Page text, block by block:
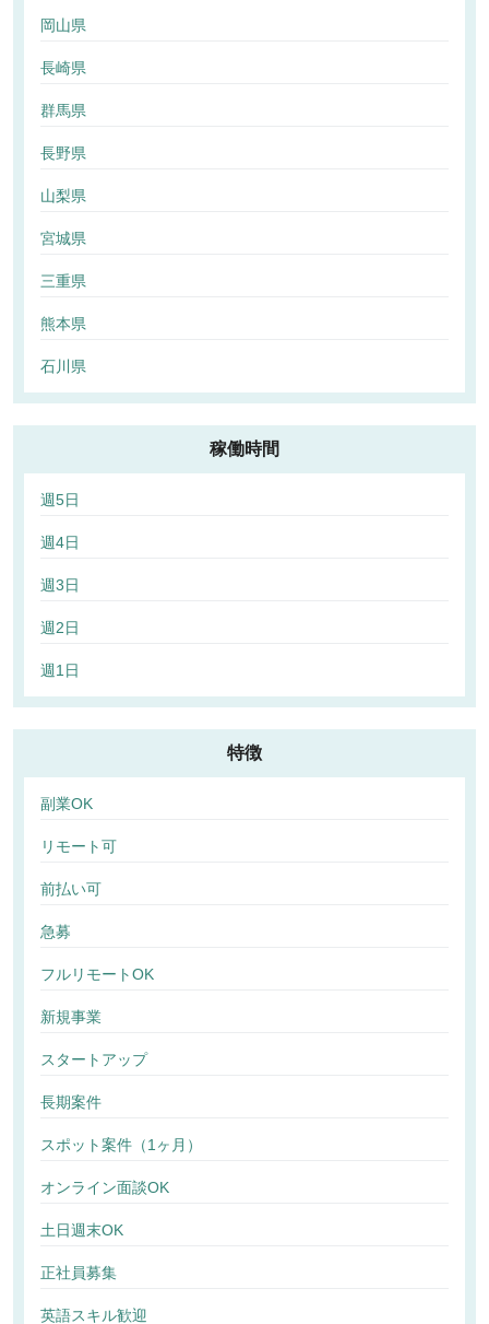
岡山県
長崎県
群馬県
長野県
山梨県
宮城県
三重県
熊本県
石川県
稼働時間
週5日
週4日
週3日
週2日
週1日
特徴
副業OK
リモート可
前払い可
急募
フルリモートOK
新規事業
スタートアップ
長期案件
スポット案件（1ヶ月）
オンライン面談OK
土日週末OK
正社員募集
英語スキル歓迎